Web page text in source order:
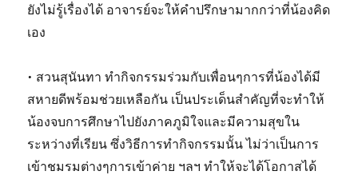
ยังไม่รู้เรื่องได้ อาจารย์จะให้คำปรึกษามากกว่าที่น้องคิด
เอง
• สวนสุนันทา ทำกิจกรรมร่วมกับเพื่อนๆการที่น้องได้มี
สหายดีพร้อมช่วยเหลือกัน เป็นประเด็นสำคัญที่จะทำให้
น้องจบการศึกษาไปยังภาคภูมิใจและมีความสุขใน
ระหว่างที่เรียน ซึ่งวิธีการทำกิจกรรมนั้น ไม่ว่าเป็นการ
เข้าชมรมต่างๆการเข้าค่าย ฯลฯ ทำให้จะได้โอกาสได้